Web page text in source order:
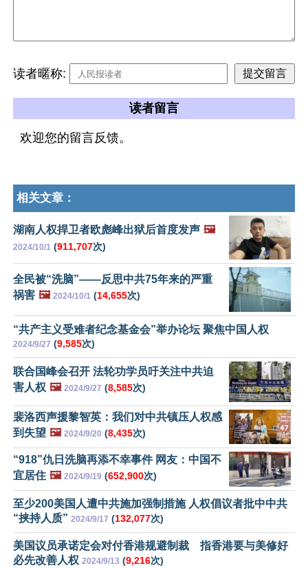
读者暱称:
读者留言
欢迎您的留言反馈。
相关文章：
湖南人权捍卫者欧彪峰出狱后首度发声 🖼️
2024/10/1 (911,707次)
全民被“洗脑”——反思中共75年来的严重
祸害 🖼️ 2024/10/1 (14,655次)
“共产主义受难者纪念基金会”举办论坛 聚焦中国人权
2024/9/27 (9,585次)
联合国峰会召开 法轮功学员吁关注中共迫
害人权 🖼️ 2024/9/27 (8,585次)
裴洛西声援黎智英：我们对中共镇压人权感
到失望 🖼️ 2024/9/20 (8,435次)
“918”仇日洗脑再添不幸事件 网友：中国不
宜居住 🖼️ 2024/9/19 (652,900次)
至少200美国人遭中共施加强制措施 人权倡议者批中中共
“挟持人质” 2024/9/17 (132,077次)
美国议员承诺定会对付香港规避制裁 指香港要与美修好
必先改善人权 2024/9/13 (9,216次)